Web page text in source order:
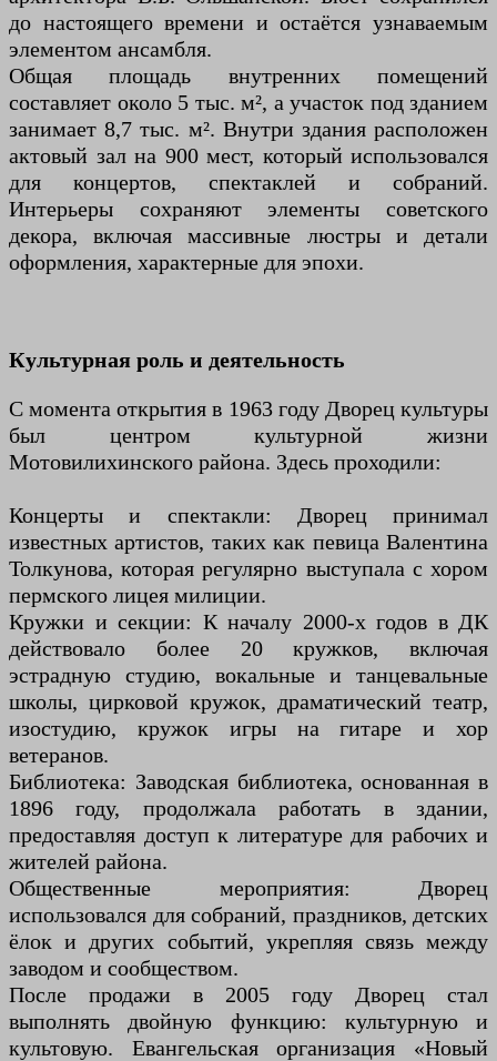
до настоящего времени и остаётся узнаваемым
элементом ансамбля.
Общая площадь внутренних помещений
составляет около 5 тыс. м², а участок под зданием
занимает 8,7 тыс. м². Внутри здания расположен
актовый зал на 900 мест, который использовался
для концертов, спектаклей и собраний.
Интерьеры сохраняют элементы советского
декора, включая массивные люстры и детали
оформления, характерные для эпохи.
Культурная роль и деятельность
С момента открытия в 1963 году Дворец культуры
был центром культурной жизни
Мотовилихинского района. Здесь проходили:
Концерты и спектакли: Дворец принимал
известных артистов, таких как певица Валентина
Толкунова, которая регулярно выступала с хором
пермского лицея милиции.
Кружки и секции: К началу 2000-х годов в ДК
действовало более 20 кружков, включая
эстрадную студию, вокальные и танцевальные
школы, цирковой кружок, драматический театр,
изостудию, кружок игры на гитаре и хор
ветеранов.
Библиотека: Заводская библиотека, основанная в
1896 году, продолжала работать в здании,
предоставляя доступ к литературе для рабочих и
жителей района.
Общественные мероприятия: Дворец
использовался для собраний, праздников, детских
ёлок и других событий, укрепляя связь между
заводом и сообществом.
После продажи в 2005 году Дворец стал
выполнять двойную функцию: культурную и
культовую. Евангельская организация «Новый